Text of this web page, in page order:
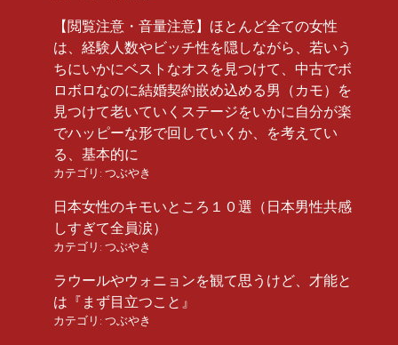
【閲覧注意・音量注意】ほとんど全ての女性
は、経験人数やビッチ性を隠しながら、若いう
ちにいかにベストなオスを見つけて、中古でボ
ロボロなのに結婚契約嵌め込める男（カモ）を
見つけて老いていくステージをいかに自分が楽
でハッピーな形で回していくか、を考えてい
る、基本的に
カテゴリ: つぶやき
日本女性のキモいところ１０選（日本男性共感
しすぎて全員涙）
カテゴリ: つぶやき
ラウールやウォニョンを観て思うけど、才能と
は『まず目立つこと』
カテゴリ: つぶやき